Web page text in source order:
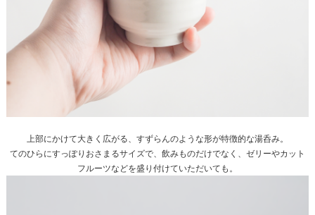
上部にかけて大きく広がる、すずらんのような形が特徴的な湯呑み。
てのひらにすっぽりおさまるサイズで、飲みものだけでなく、ゼリーやカット
フルーツなどを盛り付けていただいても。